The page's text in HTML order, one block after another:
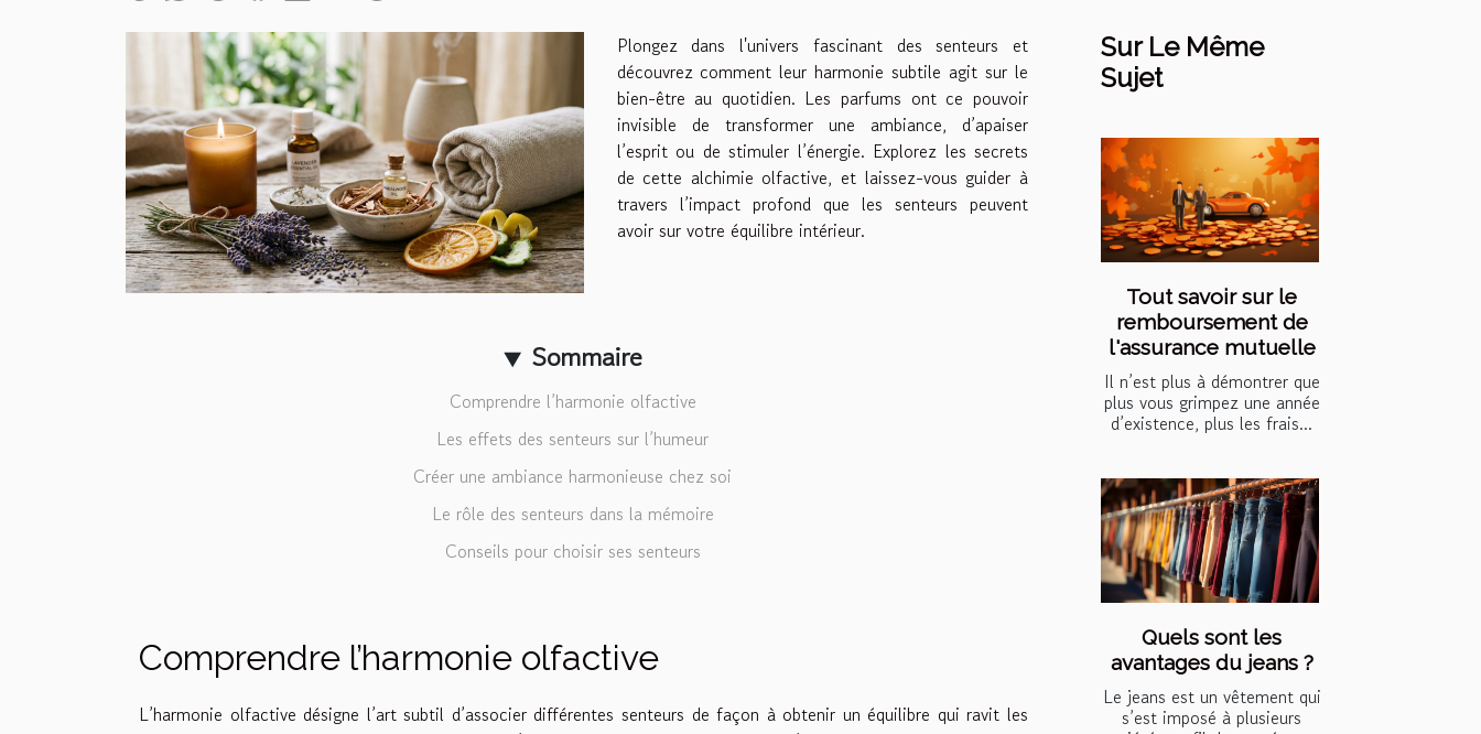
Sommaire
Comprendre l’harmonie olfactive
Les effets des senteurs sur l’humeur
Créer une ambiance harmonieuse chez soi
Le rôle des senteurs dans la mémoire
Conseils pour choisir ses senteurs
Plongez dans l'univers fascinant des senteurs et
découvrez comment leur harmonie subtile agit sur le
bien-être au quotidien. Les parfums ont ce pouvoir
invisible de transformer une ambiance, d’apaiser
l’esprit ou de stimuler l’énergie. Explorez les secrets
de cette alchimie olfactive, et laissez-vous guider à
travers l’impact profond que les senteurs peuvent
avoir sur votre équilibre intérieur.
Comprendre l’harmonie olfactive
L’harmonie olfactive désigne l’art subtil d’associer différentes senteurs de façon à obtenir un équilibre qui ravit les
Sur Le Même
Sujet
Tout savoir sur le
remboursement de
l'assurance mutuelle
Il n’est plus à démontrer que
plus vous grimpez une année
d’existence, plus les frais...
Quels sont les
avantages du jeans ?
Le jeans est un vêtement qui
s’est imposé à plusieurs